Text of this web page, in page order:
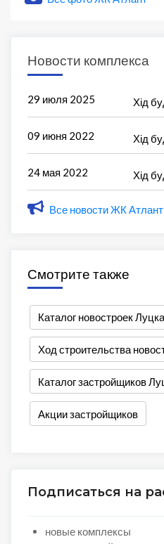
Новости комплекса
29 июля 2025 Хід
09 июня 2022 Хід
24 мая 2022 Хід
Все новости ЖК Атлант
Смотрите также
Каталог новостроек Луцка
Ход строительства
Каталог застройщиков
Акции застройщиков
Подписаться на
новые комплексы